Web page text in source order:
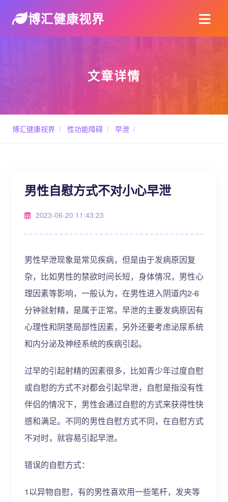
博汇健康视界
文章详情
博汇健康视界 / 性功能障碍 / 早泄 /
男性自慰方式不对小心早泄
2023-06-20 11:43:23
男性早泄现象是常见疾病，但是由于发病原因复
杂，比如男性的禁欲时间长短，身体情况，男性心
理因素等影响，一般认为，在男性进入阴道内2-6
分钟就射精，是属于正常。早泄的主要发病原因有
心理性和阴茎局部性因素，另外还要考虑泌尿系统
和内分泌及神经系统的疾病引起。
过早的引起射精的因素很多，比如青少年过度自慰
或自慰的方式不对都会引起早泄，自慰是指没有性
伴侣的情况下，男性会通过自慰的方式来获得性快
感和满足。不同的男性自慰方式不同，在自慰方式
不对时，就容易引起早泄。
错误的自慰方式：
1以异物自慰，有的男性喜欢用一些笔杆，发夹等